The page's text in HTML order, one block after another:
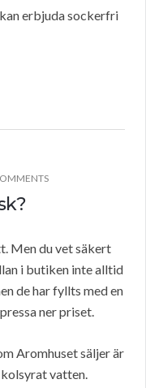
erbjuda sockerfri
Men du vet säkert
i butiken inte alltid
de har fyllts med en
ner priset.
Aromhuset säljer är
vatten.